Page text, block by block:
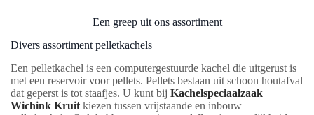
Een greep uit ons assortiment
Divers assortiment pelletkachels
Een pelletkachel is een computergestuurde kachel die uitgerust is
met een reservoir voor pellets. Pellets bestaan uit schoon houtafval
dat geperst is tot staafjes. U kunt bij Kachelspeciaalzaak
Wichink Kruit kiezen tussen vrijstaande en inbouw